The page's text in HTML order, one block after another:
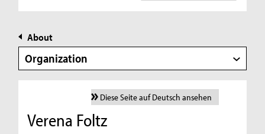
About
Organization
Diese Seite auf Deutsch ansehen
Verena Foltz